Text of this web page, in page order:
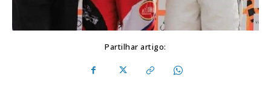
Partilhar artigo: